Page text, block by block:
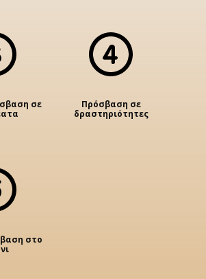
σε
Πρόσβαση σε
δραστηριότητες
στο